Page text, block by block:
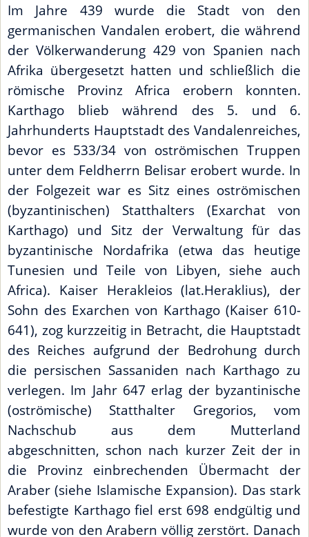
Im Jahre 439 wurde die Stadt von den
germanischen Vandalen erobert, die während
der Völkerwanderung 429 von Spanien nach
Afrika übergesetzt hatten und schließlich die
römische Provinz Africa erobern konnten.
Karthago blieb während des 5. und 6.
Jahrhunderts Hauptstadt des Vandalenreiches,
bevor es 533/34 von oströmischen Truppen
unter dem Feldherrn Belisar erobert wurde. In
der Folgezeit war es Sitz eines oströmischen
(byzantinischen) Statthalters (Exarchat von
Karthago) und Sitz der Verwaltung für das
byzantinische Nordafrika (etwa das heutige
Tunesien und Teile von Libyen, siehe auch
Africa). Kaiser Herakleios (lat.Heraklius), der
Sohn des Exarchen von Karthago (Kaiser 610-
641), zog kurzzeitig in Betracht, die Hauptstadt
des Reiches aufgrund der Bedrohung durch
die persischen Sassaniden nach Karthago zu
verlegen. Im Jahr 647 erlag der byzantinische
(oströmische) Statthalter Gregorios, vom
Nachschub aus dem Mutterland
abgeschnitten, schon nach kurzer Zeit der in
die Provinz einbrechenden Übermacht der
Araber (siehe Islamische Expansion). Das stark
befestigte Karthago fiel erst 698 endgültig und
wurde von den Arabern völlig zerstört. Danach